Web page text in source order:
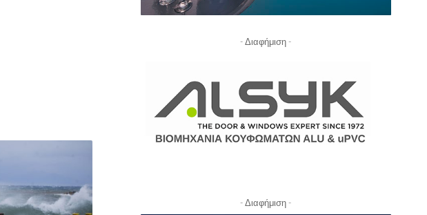
- Διαφήμιση -
- Διαφήμιση -